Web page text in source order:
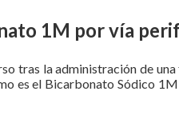
1M por vía
tras la administración de
es el Bicarbonato Sódico 1M